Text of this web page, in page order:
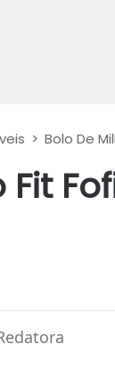
> Bolo De
Fit